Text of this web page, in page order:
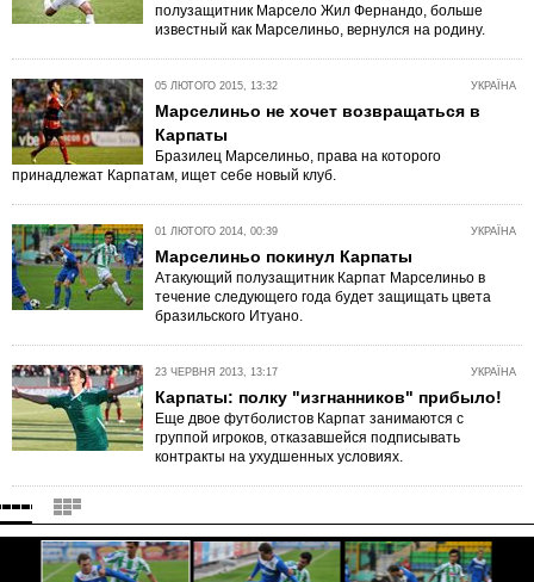
полузащитник Марсело Жил Фернандо, больше
известный как Марселиньо, вернулся на родину.
УКРАЇНА
05 ЛЮТОГО 2015, 13:32
Марселиньо не хочет возвращаться в
Карпаты
Бразилец Марселиньо, права на которого
принадлежат Карпатам, ищет себе новый клуб.
УКРАЇНА
01 ЛЮТОГО 2014, 00:39
Марселиньо покинул Карпаты
Атакующий полузащитник Карпат Марселиньо в
течение следующего года будет защищать цвета
бразильского Итуано.
УКРАЇНА
23 ЧЕРВНЯ 2013, 13:17
Карпаты: полку "изгнанников" прибыло!
Еще двое футболистов Карпат занимаются с
группой игроков, отказавшейся подписывать
контракты на ухудшенных условиях.